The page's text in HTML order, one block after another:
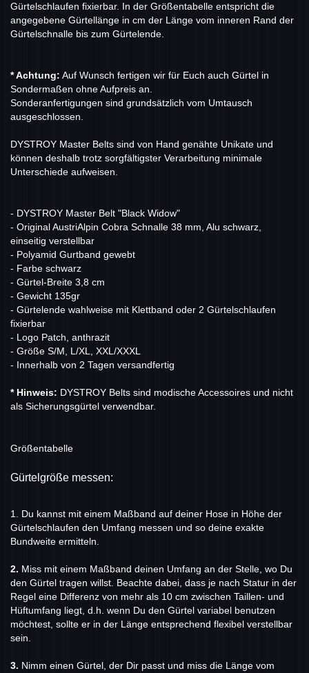
Gürtelschlaufen fixierbar. In der Größentabelle entspricht die
angegebene Gürtellänge in cm der Länge vom inneren Rand der
Gürtelschnalle bis zum Gürtelende.
* Achtung: Auf Wunsch fertigen wir für Euch auch Gürtel in
Sondermaßen ohne Aufpreis an.
Sonderanfertigungen sind grundsätzlich vom Umtausch
ausgeschlossen.
DYSTROY Master Belts sind von Hand genähte Unikate und
können deshalb trotz sorgfältigster Verarbeitung minimale
Unterschiede aufweisen.
- DYSTROY Master Belt "Black Widow"
- Original AustriAlpin Cobra Schnalle 38 mm, Alu schwarz,
einseitig verstellbar
- Polyamid Gurtband gewebt
- Farbe schwarz
- Gürtel-Breite 3,8 cm
- Gewicht 135gr
- Gürtelende wahlweise mit Klettband oder 2 Gürtelschlaufen
fixierbar
- Logo Patch, anthrazit
- Größe S/M, L/XL, XXL/XXXL
- Innerhalb von 2 Tagen versandfertig
* Hinweis: DYSTROY Belts sind modische Accessoires und nicht
als Sicherungsgürtel verwendbar.
Größentabelle
Gürtelgröße messen:
1. Du kannst mit einem Maßband auf deiner Hose in Höhe der
Gürtelschlaufen den Umfang messen und so deine exakte
Bundweite ermitteln.
2. Miss mit einem Maßband deinen Umfang an der Stelle, wo Du
den Gürtel tragen willst. Beachte dabei, dass je nach Statur in der
Regel eine Differenz von mehr als 10 cm zwischen Taillen- und
Hüftumfang liegt, d.h. wenn Du den Gürtel variabel benutzen
möchtest, sollte er in der Länge entsprechend flexibel verstellbar
sein.
3. Nimm einen Gürtel, der Dir passt und miss die Länge vom